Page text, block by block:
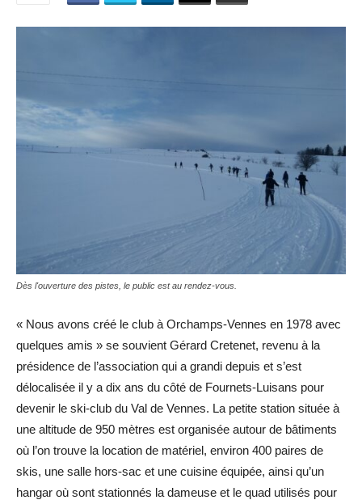
Dès l'ouverture des pistes, le public est au rendez-vous.
« Nous avons créé le club à Orchamps-Vennes en 1978 avec
quelques amis » se souvient Gérard Cretenet, revenu à la
présidence de l’association qui a grandi depuis et s’est
délocalisée il y a dix ans du côté de Fournets-Luisans pour
devenir le ski-club du Val de Vennes. La petite station située à
une altitude de 950 mètres est organisée autour de bâtiments
où l’on trouve la location de matériel, environ 400 paires de
skis, une salle hors-sac et une cuisine équipée, ainsi qu’un
hangar où sont stationnés la dameuse et le quad utilisés pour